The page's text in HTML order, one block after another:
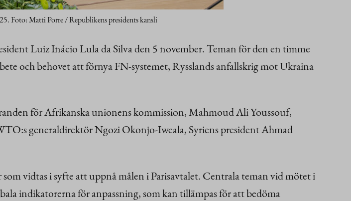
Foto: Matti Porre / Republikens presidents kansli
Luiz Inácio Lula da Silva den 5 november. Teman för den en timme
och behovet att förnya FN-systemet, Rysslands anfallskrig mot Ukraina
för Afrikanska unionens kommission, Mahmoud Ali Youssouf,
generaldirektör Ngozi Okonjo-Iweala, Syriens president Ahmad
vidtas i syfte att uppnå målen i Parisavtalet. Centrala teman vid mötet i
indikatorerna för anpassning, som kan tillämpas för att bedöma